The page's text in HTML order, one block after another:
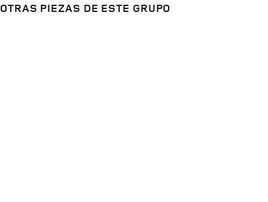
OTRAS PIEZAS DE ESTE GRUPO